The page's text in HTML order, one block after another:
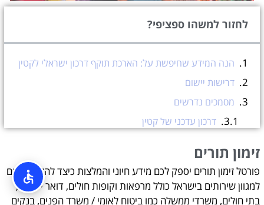
לחזור למשהו ספציפי?
הנה המידע שחיפשת על: הארכת תוקף דרכון ישראלי לקטין
דרישות יישום
מסמכים נדרשים
דרכון עדכני של קטין
הוכחת קשר עם הקטין
מסמכים תומכים נוספים
תהליך הארכה
זימון תורים
פורטל זימון תורים יספק לכם מידע חיוני והמלצות כיצד להזמין תורים
למגוון שירותים בישראל כולל מרפאות וקופות חולים, דואר ישראל,
בתי חולים, משרדי ממשלה כמו ביטוח לאומי / משרד הפנים, בנקים